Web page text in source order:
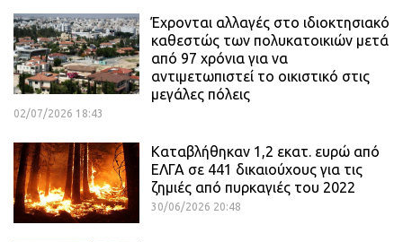
Έχρονται αλλαγές στο ιδιοκτησιακό
καθεστώς των πολυκατοικιών μετά
από 97 χρόνια για να
αντιμετωπιστεί το οικιστικό στις
μεγάλες πόλεις
02/07/2026 18:43
Καταβλήθηκαν 1,2 εκατ. ευρώ από
ΕΛΓΑ σε 441 δικαιούχους για τις
ζημιές από πυρκαγιές του 2022
30/06/2026 20:48